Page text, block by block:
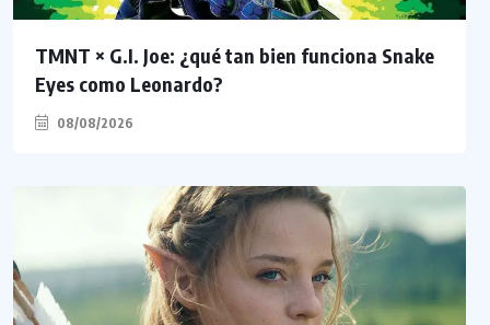
TMNT × G.I. Joe: ¿qué tan bien funciona Snake
Eyes como Leonardo?
08/08/2026